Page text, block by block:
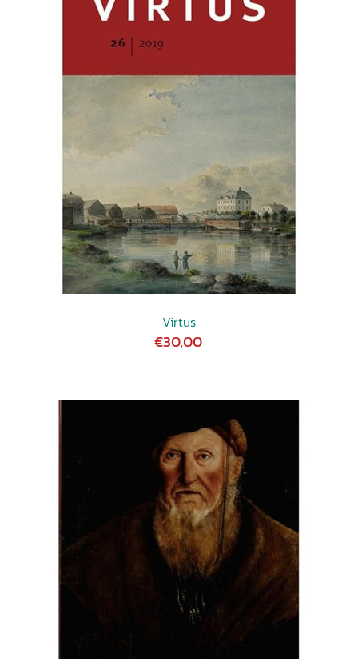
historische sensatie teweeg kunnen brengen ARIANNE
BAGGERMAN/RUDOLF DEKKER, Adel en autobiografisch
schrijven in Nederland, 1500-1814 GERARD-RENÉ GROOT,
Adelsrecht in de hedendaagse Europese monarchieën. Het
Nederlandse adelsrecht in vergelijking met andere
Europese adelsstatuten PETER HOPPENBROUWERS,
Middeleeuwse miljardairs DIRK SCHOENAERS, In the city
and the world. Appreciations of late-medieval Burgundian
courtly culture JOSÉ ELOY HORTAL MUŇOZ, The role of
dynastic households at early modern courts VIOLET SOEN,
Aristocratische dynastieën in de vroegmoderne tijd.
Identiteitsbeleving op het kruispunt tussen verleden en
heden ERIK SWART, Adellijke vriendschap aan het
zeventiende-eeuwse Franse hof ARNOLD WITTE, Status
anxiety in Venetian baroque interiors YME KUIPER,
Plantages, landgoederen en notabelen CONRAD GIETMAN,
Adellijke schaduwwerelden in Gelderland EVERT PAUL
VELTKAMP, Joodse adel in het Koninkrijk der Nederlanden
en in enkele andere Europese landen MICHAEL SEELIG,
Virtus
€30,00